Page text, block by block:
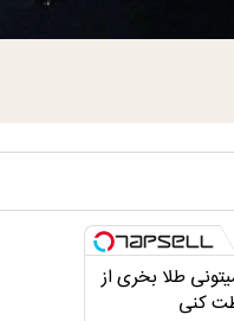
طلا بخری از
کنی